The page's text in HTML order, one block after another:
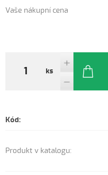
Vaše nákupní cena
ks
Kód:
Produkt v katalogu: